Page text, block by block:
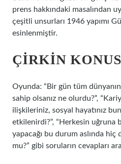
prens hakkındaki masalından
çeşitli unsurları 1946 yapımı
esinlenmiştir.
ÇIRKIN
Oyunda: “Bir gün tüm
sahip olsanız ne olurdu?”,
ilişkileriniz, sosyal hayatınız
etkilenirdi?”, “Herkesin uğruna
yapacağı bu durum aslında hiç
mu?” gibi soruların cevapları